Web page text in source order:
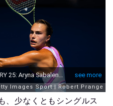
、少なくともシングルス